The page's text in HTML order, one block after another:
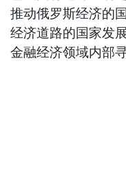
推动俄罗斯经济的
经济道路的国家发
金融经济领域内部